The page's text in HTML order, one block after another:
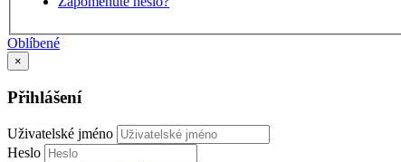
Oblíbené
×
Přihlášení
Uživatelské jméno
Heslo